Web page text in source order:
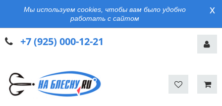
Мы используем cookies, чтобы вам было удобно
работать с сайтом
x
+7 (925) 000-12-21